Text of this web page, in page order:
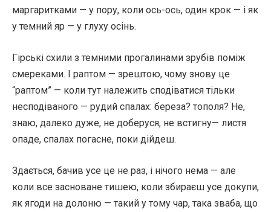
маргаритками — у пору, коли ось-ось, один крок — і як
у темний яр — у глуху осінь.
Гірські схили з темними прогалинами зрубів поміж
смереками. І раптом — зрештою, чому знову це
“раптом” — коли тут належить сподіватися тільки
несподіваного — рудий спалах: береза? тополя? Не,
знаю, далеко дуже, не доберуся, не встигну— листя
опаде, спалах погасне, поки дійдеш.
Здається, бачив усе це не раз, і нічого нема — але
коли все засноване тишею, коли збираєш усе докупи,
як ягоди на долоню — такий у тому чар, така зваба, що